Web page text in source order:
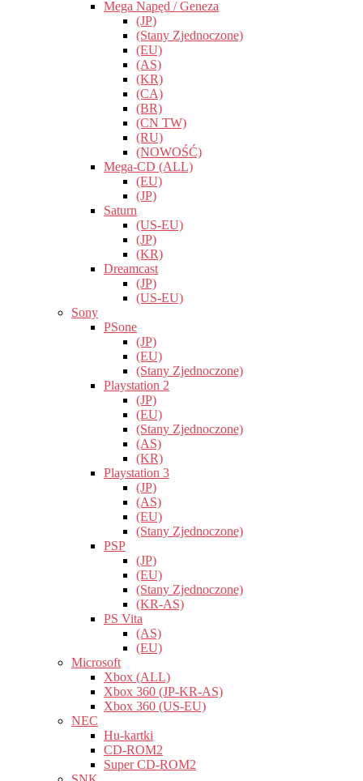
Mega Napęd / Geneza
(JP)
(Stany Zjednoczone)
(EU)
(AS)
(KR)
(CA)
(BR)
(CN TW)
(RU)
(NOWOŚĆ)
Mega-CD (ALL)
(EU)
(JP)
Saturn
(US-EU)
(JP)
(KR)
Dreamcast
(JP)
(US-EU)
Sony
PSone
(JP)
(EU)
(Stany Zjednoczone)
Playstation 2
(JP)
(EU)
(Stany Zjednoczone)
(AS)
(KR)
Playstation 3
(JP)
(AS)
(EU)
(Stany Zjednoczone)
PSP
(JP)
(EU)
(Stany Zjednoczone)
(KR-AS)
PS Vita
(AS)
(EU)
Microsoft
Xbox (ALL)
Xbox 360 (JP-KR-AS)
Xbox 360 (US-EU)
NEC
Hu-kartki
CD-ROM2
Super CD-ROM2